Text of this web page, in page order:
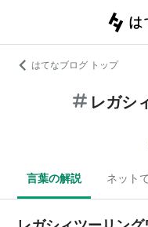
はてなブログ トップ
レガシ
言葉の解説 ネット